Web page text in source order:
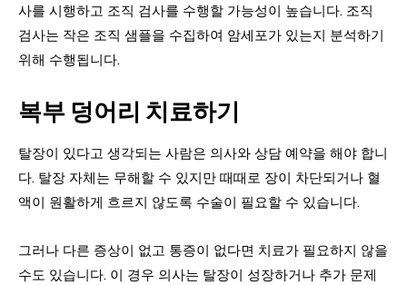
사를 시행하고 조직 검사를 수행할 가능성이 높습니다. 조직
검사는 작은 조직 샘플을 수집하여 암세포가 있는지 분석하기
위해 수행됩니다.
복부 덩어리 치료하기
탈장이 있다고 생각되는 사람은 의사와 상담 예약을 해야 합니
다. 탈장 자체는 무해할 수 있지만 때때로 장이 차단되거나 혈
액이 원활하게 흐르지 않도록 수술이 필요할 수 있습니다.
그러나 다른 증상이 없고 통증이 없다면 치료가 필요하지 않을
수도 있습니다. 이 경우 의사는 탈장이 성장하거나 추가 문제